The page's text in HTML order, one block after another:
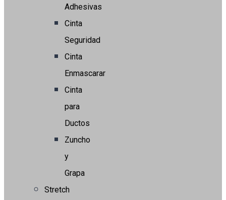
Adhesivas
Cinta
Seguridad
Cinta
Enmascarar
Cinta
para
Ductos
Zuncho
y
Grapa
Stretch